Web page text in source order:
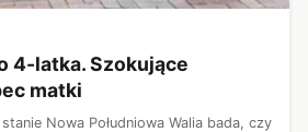
4-latka. Szokujące
matki
Nowa Południowa Walia bada, czy